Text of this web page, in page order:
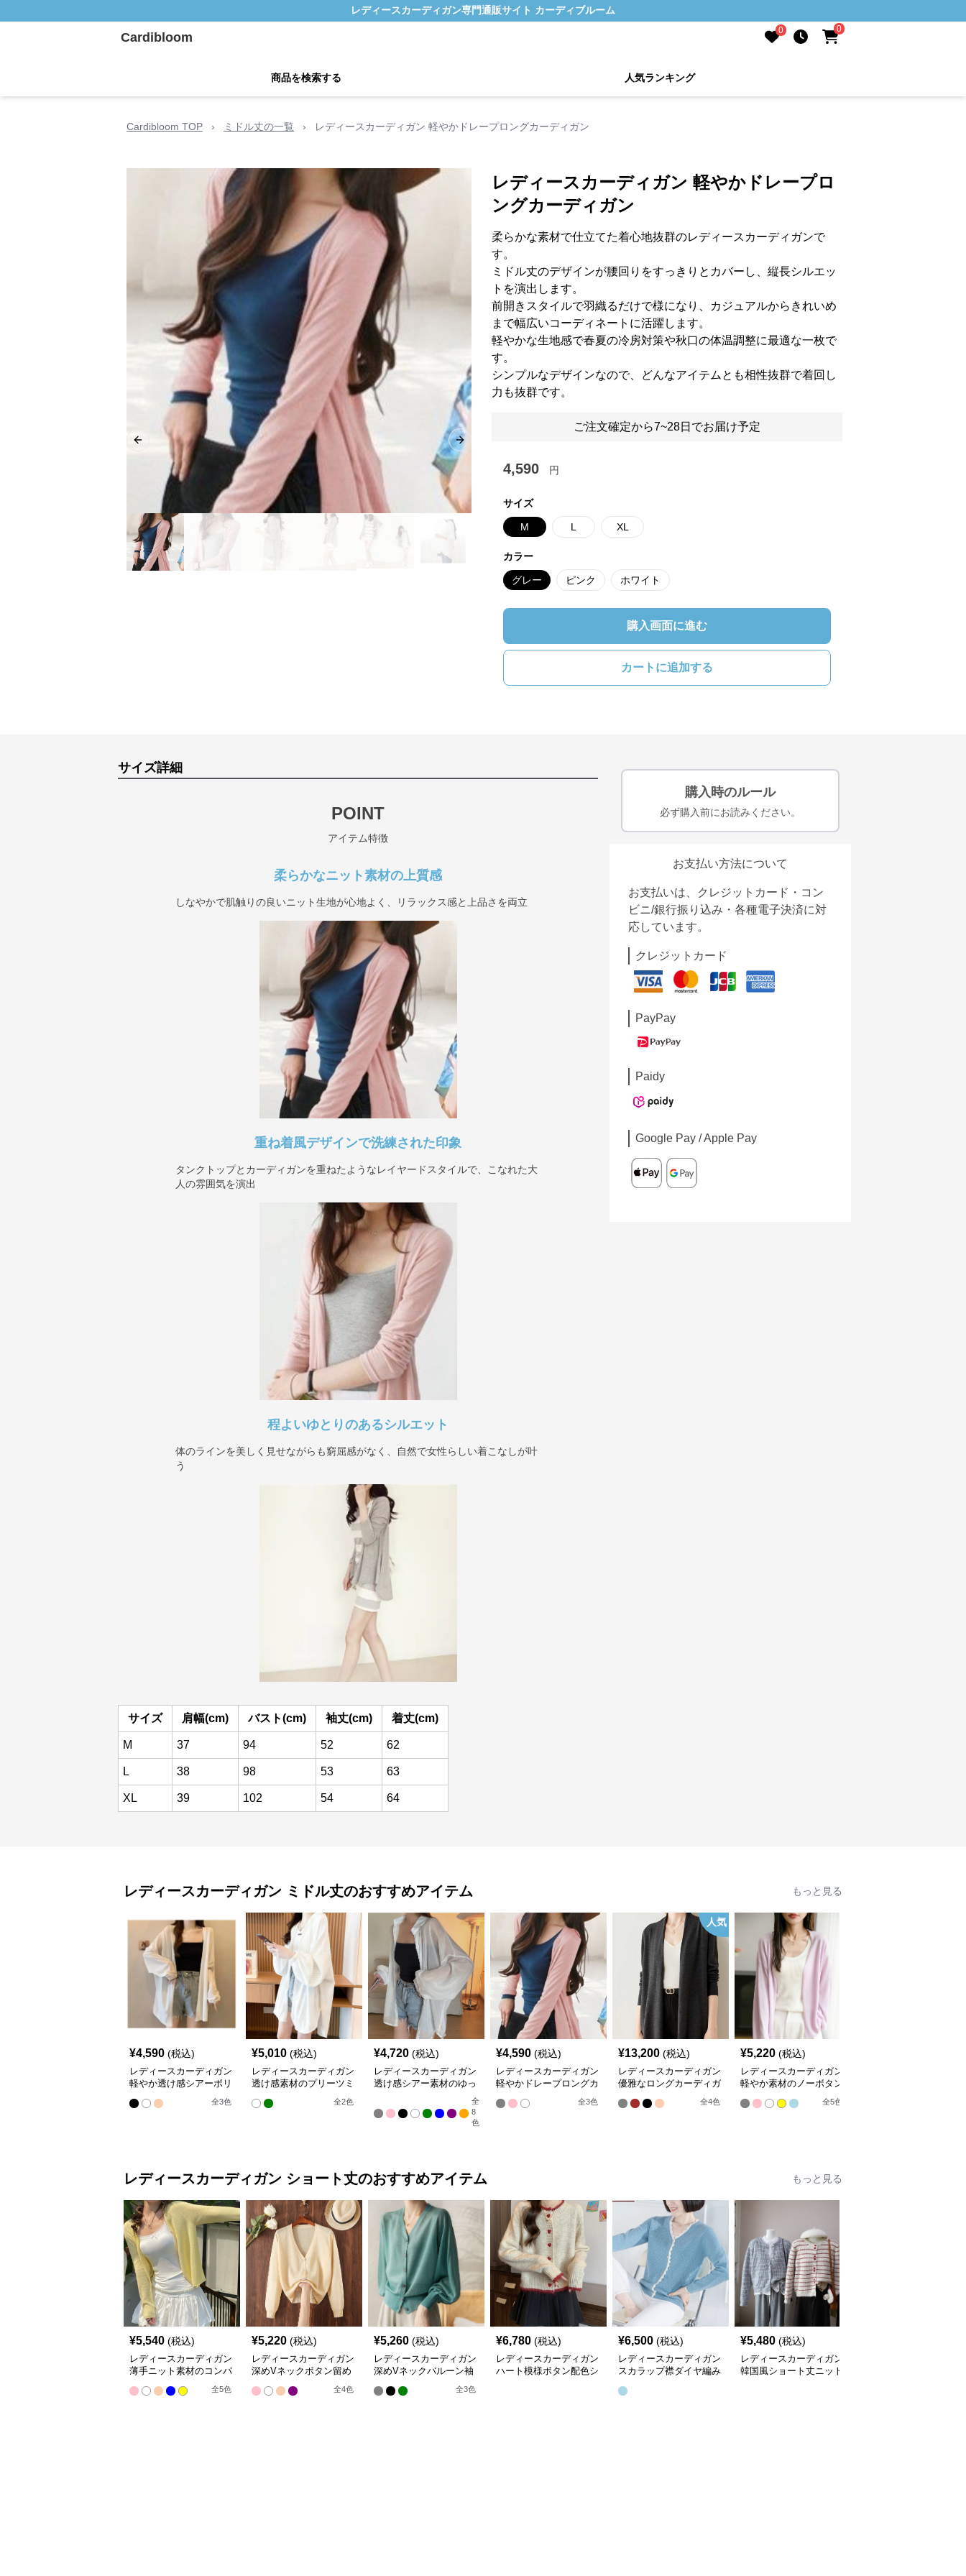
レディースカーディガン専門通販サイト カーディブルーム
Cardibloom 0 0
商品を検索する 人気ランキング
Cardibloom TOP › ミドル丈の一覧 › レディースカーディガン 軽やかドレープロングカーディガン
Previous slide Next slide
レディースカーディガン 軽やかドレープロ
ングカーディガン
柔らかな素材で仕立てた着心地抜群のレディースカーディガンで
す。
ミドル丈のデザインが腰回りをすっきりとカバーし、縦長シルエッ
トを演出します。
前開きスタイルで羽織るだけで様になり、カジュアルからきれいめ
まで幅広いコーディネートに活躍します。
軽やかな生地感で春夏の冷房対策や秋口の体温調整に最適な一枚で
す。
シンプルなデザインなので、どんなアイテムとも相性抜群で着回し
力も抜群です。
ご注文確定から7~28日でお届け予定
4,590 円
サイズ
M L XL
カラー
グレー ピンク ホワイト
購入画面に進む
カートに追加する
サイズ詳細
POINT
アイテム特徴
柔らかなニット素材の上質感
しなやかで肌触りの良いニット生地が心地よく、リラックス感と上品さを両立
重ね着風デザインで洗練された印象
タンクトップとカーディガンを重ねたようなレイヤードスタイルで、こなれた大
人の雰囲気を演出
程よいゆとりのあるシルエット
体のラインを美しく見せながらも窮屈感がなく、自然で女性らしい着こなしが叶
う
サイズ 肩幅(cm) バスト(cm) 袖丈(cm) 着丈(cm)
M 37 94 52 62
L 38 98 53 63
XL 39 102 54 64
購入時のルール
必ず購入前にお読みください。
お支払い方法について
お支払いは、クレジットカード・コン
ビニ/銀行振り込み・各種電子決済に対
応しています。
クレジットカード
PayPay
Paidy
Google Pay / Apple Pay
レディースカーディガン ミドル丈のおすすめアイテム もっと見る
¥4,590 (税込)
レディースカーディガン
軽やか透け感シアーボリ
ューム袖羽織りカーディ
ガン
全3色
¥5,010 (税込)
レディースカーディガン
透け感素材のプリーツミ
ドル丈羽織りカーディガ
ン
全2色
¥4,720 (税込)
レディースカーディガン
透け感シアー素材のゆっ
全
8
色
¥4,590 (税込)
レディースカーディガン
軽やかドレープロングカ
全3色
人気
¥13,200 (税込)
レディースカーディガン
優雅なロングカーディガ
全4色
¥5,220 (税込)
レディースカーディガン
軽やか素材のノーボタン
ゆったりシルエットカー
ディガン
全5色
レディースカーディガン ショート丈のおすすめアイテム もっと見る
¥5,540 (税込)
レディースカーディガン
薄手ニット素材のコンパ
全5色
¥5,220 (税込)
レディースカーディガン
深めVネックボタン留め
ショート丈ニットカーデ
ィガン
全4色
¥5,260 (税込)
レディースカーディガン
深めVネックバルーン袖
全3色
¥6,780 (税込)
レディースカーディガン
ハート模様ボタン配色シ
¥6,500 (税込)
レディースカーディガン
スカラップ襟ダイヤ編み
¥5,480 (税込)
レディースカーディガン
韓国風ショート丈ニット